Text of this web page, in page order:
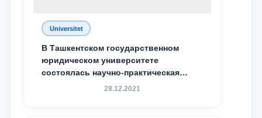
Universitet
В Ташкентском государственном
юридическом университете
состоялась научно-практическая
конференция магистрантов
28.12.2021